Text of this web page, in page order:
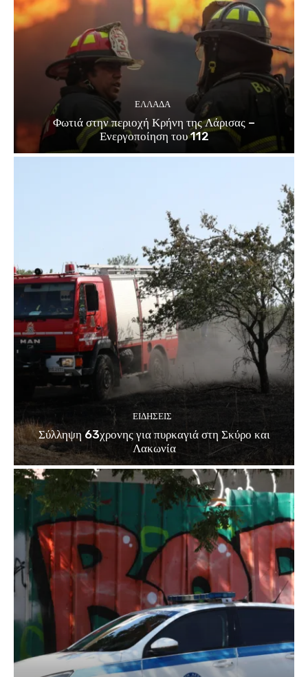
ΕΛΛΑΔΑ
Φωτιά στην περιοχή Κρήνη της Λάρισας –
Ενεργοποίηση του 112
ΕΙΔΗΣΕΙΣ
Σύλληψη 63χρονης για πυρκαγιά στη Σκύρο και
Λακωνία